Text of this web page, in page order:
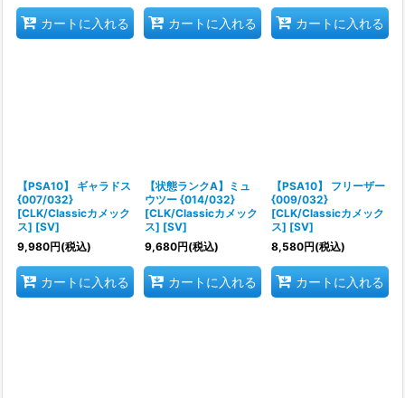
カートに入れる カートに入れる カートに入れる
【PSA10】 ギャラドス
{007/032}
[CLK/Classicカメック
ス] [SV]
9,980円(税込)
カートに入れる
【状態ランクA】ミュ
ウツー {014/032}
[CLK/Classicカメック
ス] [SV]
9,680円(税込)
カートに入れる
【PSA10】 フリーザー
{009/032}
[CLK/Classicカメック
ス] [SV]
8,580円(税込)
カートに入れる